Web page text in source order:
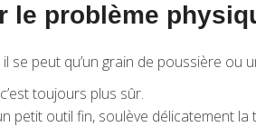
le problème
se peut qu’un grain de poussière
toujours plus sûr.
petit outil fin, soulève délicatement la